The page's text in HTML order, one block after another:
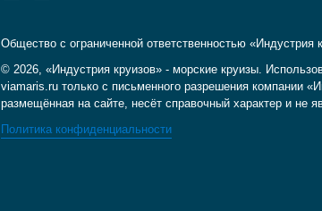
Общество с ограниченной ответственностью «Индустрия
© 2026, «Индустрия круизов» - морские круизы.
viamaris.ru только с письменного разрешения компании
размещённая на сайте, несёт справочный характер и не
Политика конфиденциальности